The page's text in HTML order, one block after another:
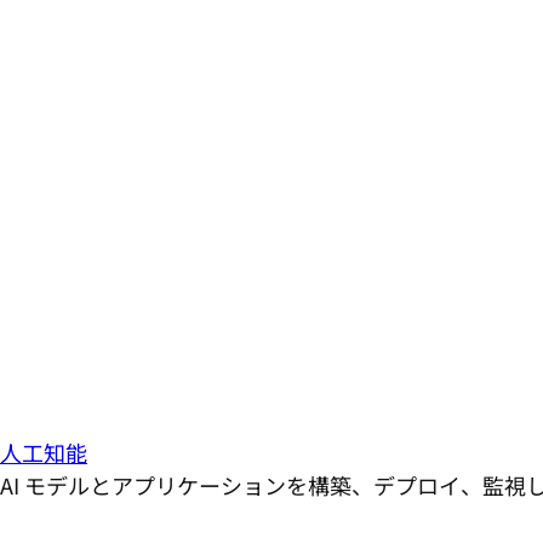
人工知能
AI モデルとアプリケーションを構築、デプロイ、監視